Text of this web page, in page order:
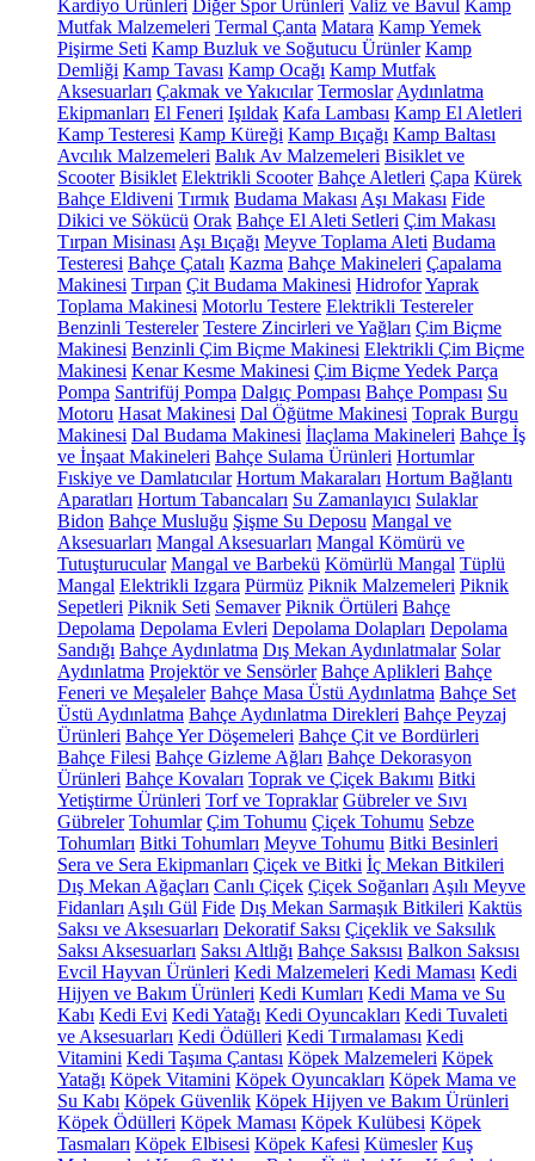
Kardiyo Ürünleri Diğer Spor Ürünleri Valiz ve Bavul Kamp
Mutfak Malzemeleri Termal Çanta Matara Kamp Yemek
Pişirme Seti Kamp Buzluk ve Soğutucu Ürünler Kamp
Demliği Kamp Tavası Kamp Ocağı Kamp Mutfak
Aksesuarları Çakmak ve Yakıcılar Termoslar Aydınlatma
Ekipmanları El Feneri Işıldak Kafa Lambası Kamp El Aletleri
Kamp Testeresi Kamp Küreği Kamp Bıçağı Kamp Baltası
Avcılık Malzemeleri Balık Av Malzemeleri Bisiklet ve
Scooter Bisiklet Elektrikli Scooter Bahçe Aletleri Çapa Kürek
Bahçe Eldiveni Tırmık Budama Makası Aşı Makası Fide
Dikici ve Sökücü Orak Bahçe El Aleti Setleri Çim Makası
Tırpan Misinası Aşı Bıçağı Meyve Toplama Aleti Budama
Testeresi Bahçe Çatalı Kazma Bahçe Makineleri Çapalama
Makinesi Tırpan Çit Budama Makinesi HidroforYaprak
Toplama Makinesi Motorlu Testere Elektrikli Testereler
Benzinli Testereler Testere Zincirleri ve Yağları Çim Biçme
Makinesi Benzinli Çim Biçme Makinesi Elektrikli Çim Biçme
Makinesi Kenar Kesme Makinesi Çim Biçme Yedek Parça
Pompa Santrifüj Pompa Dalgıç Pompası Bahçe Pompası Su
Motoru Hasat Makinesi Dal Öğütme Makinesi Toprak Burgu
Makinesi Dal Budama Makinesi İlaçlama Makineleri Bahçe İş
ve İnşaat Makineleri Bahçe Sulama Ürünleri Hortumlar
Fıskiye ve Damlatıcılar Hortum Makaraları Hortum Bağlantı
Aparatları Hortum Tabancaları Su Zamanlayıcı Sulaklar
Bidon Bahçe Musluğu Şişme Su Deposu Mangal ve
Aksesuarları Mangal Aksesuarları Mangal Kömürü ve
Tutuşturucular Mangal ve Barbekü Kömürlü Mangal Tüplü
Mangal Elektrikli Izgara Pürmüz Piknik Malzemeleri Piknik
Sepetleri Piknik Seti Semaver Piknik Örtüleri Bahçe
Depolama Depolama Evleri Depolama Dolapları Depolama
Sandığı Bahçe Aydınlatma Dış Mekan Aydınlatmalar Solar
Aydınlatma Projektör ve Sensörler Bahçe Aplikleri Bahçe
Feneri ve Meşaleler Bahçe Masa Üstü Aydınlatma Bahçe Set
Üstü Aydınlatma Bahçe Aydınlatma Direkleri Bahçe Peyzaj
Ürünleri Bahçe Yer Döşemeleri Bahçe Çit ve Bordürleri
Bahçe Filesi Bahçe Gizleme Ağları Bahçe Dekorasyon
Ürünleri Bahçe Kovaları Toprak ve Çiçek Bakımı Bitki
Yetiştirme Ürünleri Torf ve Topraklar Gübreler ve Sıvı
Gübreler Tohumlar Çim Tohumu Çiçek Tohumu Sebze
Tohumları Bitki Tohumları Meyve Tohumu Bitki Besinleri
Sera ve Sera Ekipmanları Çiçek ve Bitki İç Mekan Bitkileri
Dış Mekan Ağaçları Canlı Çiçek Çiçek Soğanları Aşılı Meyve
Fidanları Aşılı Gül Fide Dış Mekan Sarmaşık Bitkileri Kaktüs
Saksı ve Aksesuarları Dekoratif Saksı Çiçeklik ve Saksılık
Saksı Aksesuarları Saksı Altlığı Bahçe Saksısı Balkon Saksısı
Evcil Hayvan Ürünleri Kedi Malzemeleri Kedi Maması Kedi
Hijyen ve Bakım Ürünleri Kedi Kumları Kedi Mama ve Su
Kabı Kedi Evi Kedi Yatağı Kedi Oyuncakları Kedi Tuvaleti
ve Aksesuarları Kedi Ödülleri Kedi Tırmalaması Kedi
Vitamini Kedi Taşıma Çantası Köpek Malzemeleri Köpek
Yatağı Köpek Vitamini Köpek Oyuncakları Köpek Mama ve
Su Kabı Köpek Güvenlik Köpek Hijyen ve Bakım Ürünleri
Köpek Ödülleri Köpek Maması Köpek Kulübesi Köpek
Tasmaları Köpek Elbisesi Köpek Kafesi Kümesler Kuş